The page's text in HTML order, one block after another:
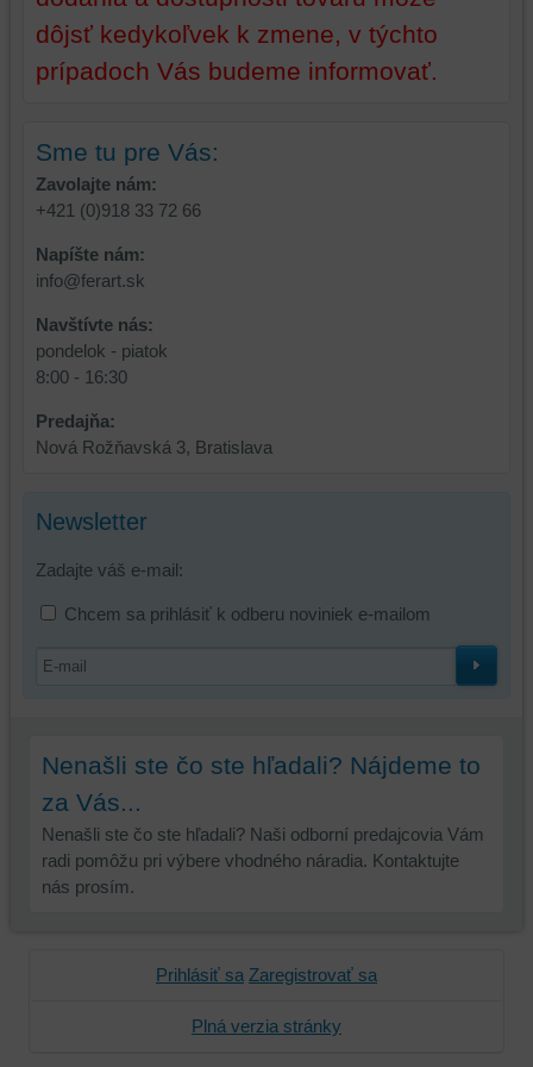
dôjsť kedykoľvek k zmene, v týchto
prípadoch Vás budeme informovať.
Sme tu pre Vás:
Zavolajte nám:
+421 (0)918 33 72 66
Napíšte nám:
info@ferart.sk
Navštívte nás:
pondelok - piatok
8:00 - 16:30
Predajňa:
Nová Rožňavská 3, Bratislava
Newsletter
Zadajte váš e-mail:
Chcem sa prihlásiť k odberu noviniek e-mailom
Nenašli ste čo ste hľadali? Nájdeme to
za Vás...
Nenašli ste čo ste hľadali? Naši odborní predajcovia Vám
radi pomôžu pri výbere vhodného náradia. Kontaktujte
nás prosím.
Prihlásiť sa Zaregistrovať sa
Plná verzia stránky
z
prehliadania
a
zabezpečenia.
prehliadania,
ukladať
niektoré
preferencií
toho,
aby
ste
mali
účet
alebo
bez
používať
skripty
zdroje
tretích
strán,
atď.